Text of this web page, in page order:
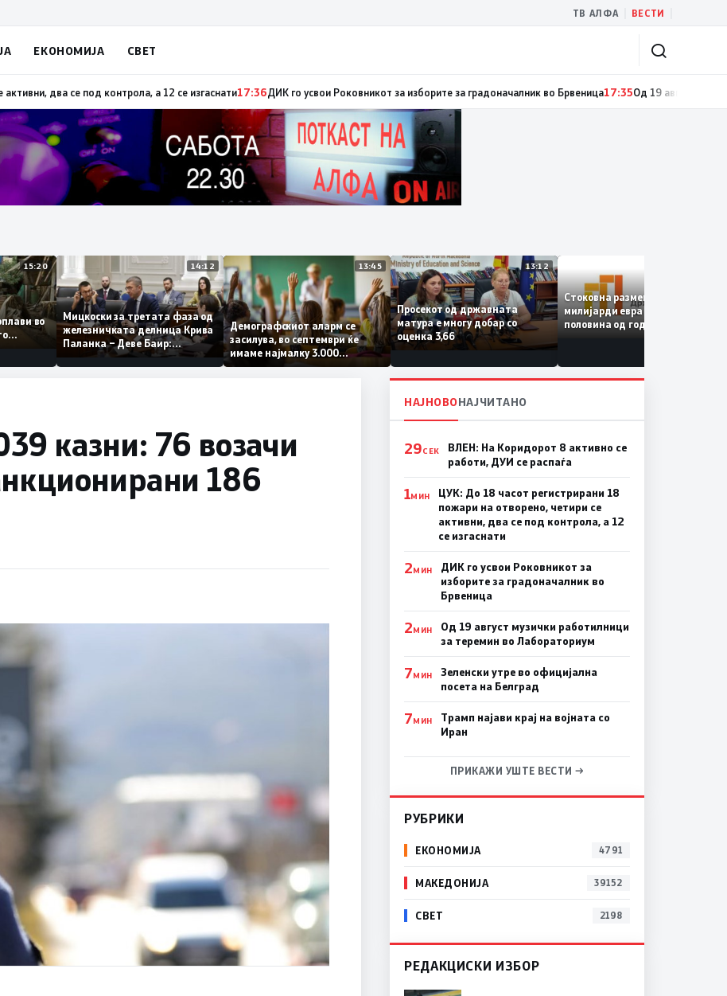
ТВ АЛФА ВЕСТИ
ЕКОНОМИЈА СВЕТ
се распаѓа17:37 ЦУК: До 18 часот регистрирани 18 пожари на отворено, четири се активни, два се под контрола, а 12 се изгаснати17:36
15:20
поплави во
14:12
Мицкоски за третата фаза од
железничката делница Крива
Паланка – Деве Баир:
Проектот нема да заврши на
половина тунел во слепа
13:45
Демографскиот аларм се
засилува, во септември ќе
имаме најмалку 3.000
првачиња помалку
13:12
Просекот од државната
матура е многу добар со
оценка 3,66
Стоковна размена од 10,5
милијарди евра во првата
половина од годината –
казни: 76 возачи
186
НАЈНОВОНАЈЧИТАНО
29СЕК
ВЛЕН: На Коридорот 8 активно се
работи, ДУИ се распаѓа
1МИН
ЦУК: До 18 часот регистрирани 18
пожари на отворено, четири се
активни, два се под контрола, а 12
се изгаснати
2МИН
ДИК го усвои Роковникот за
изборите за градоначалник во
Брвеница
2МИН
Од 19 август музички работилници
за теремин во Лабораториум
7МИН
Зеленски утре во официјална
посета на Белград
7МИН
Трамп најави крај на војната со
Иран
ПРИКАЖИ УШТЕ ВЕСТИ →
РУБРИКИ
ЕКОНОМИЈА 4791
МАКЕДОНИЈА 39152
СВЕТ 2198
РЕДАКЦИСКИ ИЗБОР